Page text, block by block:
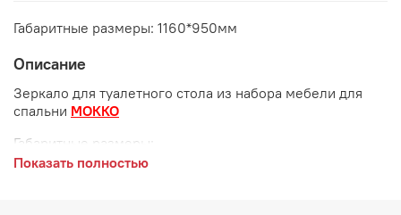
Габаритные размеры: 1160*950мм
Описание
Зеркало для туалетного стола из набора мебели для
спальни МОККО
Габаритные размеры:
Показать полностью